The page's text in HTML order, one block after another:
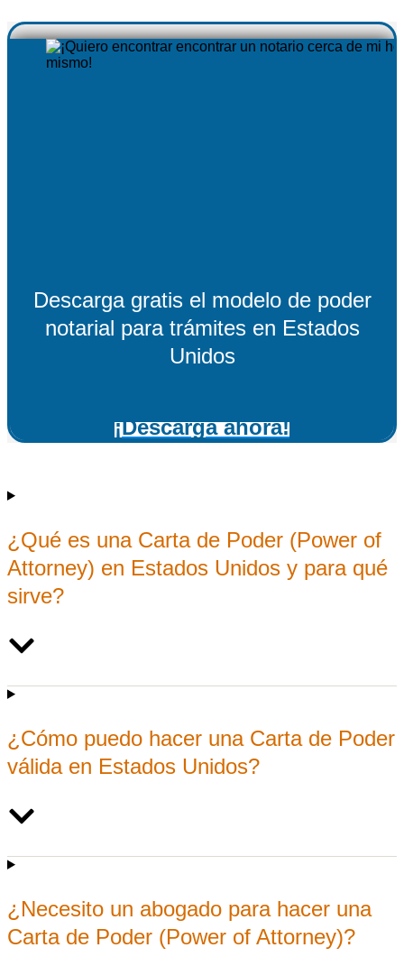
Descarga gratis el modelo de poder
notarial para trámites en Estados
Unidos
¡Descarga ahora!
¿Qué es una Carta de Poder (Power of
Attorney) en Estados Unidos y para qué
sirve?
¿Cómo puedo hacer una Carta de Poder
válida en Estados Unidos?
¿Necesito un abogado para hacer una
Carta de Poder (Power of Attorney)?